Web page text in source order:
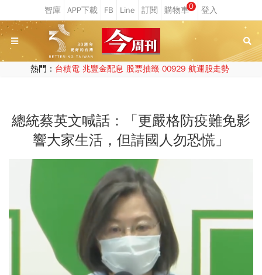
0
熱門： 台積電 兆豐金配息 股票抽籤 00929 航運股走勢
總統蔡英文喊話：「更嚴格防疫難免影
響大家生活，但請國人勿恐慌」